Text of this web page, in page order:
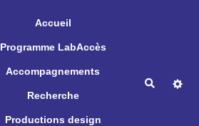
Accueil
Programme LabAccès
Accompagnements
Recherche
Productions design